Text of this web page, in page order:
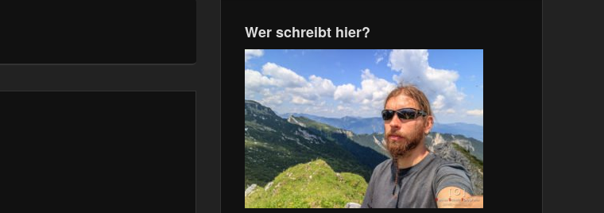
Wer schreibt hier?